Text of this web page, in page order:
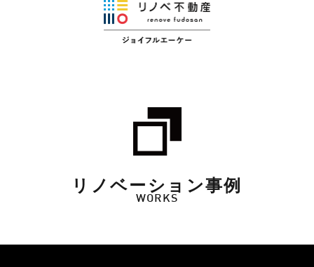
リノベーション事例
WORKS